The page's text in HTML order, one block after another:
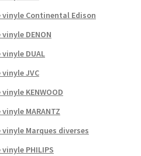
Continental Edison
DENON
DUAL
JVC
KENWOOD
MARANTZ
Marques diverses
PHILIPS